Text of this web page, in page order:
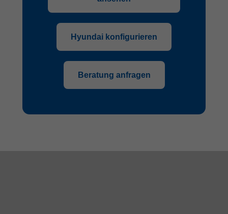
Hyundai konfigurieren
Beratung anfragen